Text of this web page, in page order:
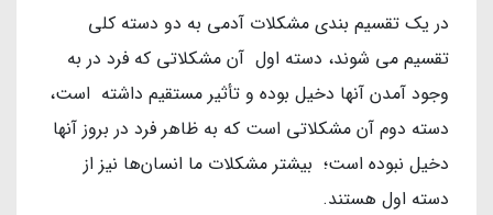
در یک تقسیم بندی مشکلات آدمی به دو دسته کلی
تقسیم می شوند، دسته اول آن مشکلاتی که فرد در به
وجود آمدن آنها دخیل بوده و تأثیر مستقیم داشته است،
دسته دوم آن مشکلاتی است که به ظاهر فرد در بروز آنها
دخیل نبوده است؛ بیشتر مشکلات ما انسان‌ها نیز از
دسته اول هستند.